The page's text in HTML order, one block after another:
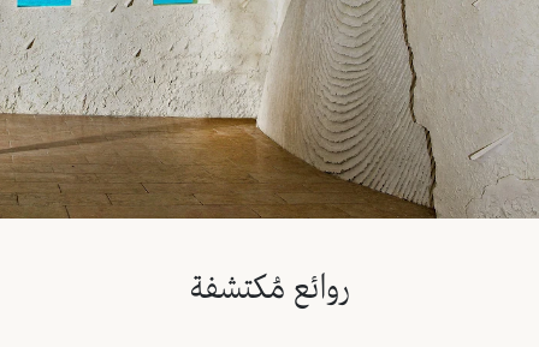
روائع مُكتشفة